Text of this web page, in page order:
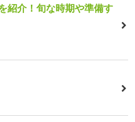
紹介！旬な時期や準備す